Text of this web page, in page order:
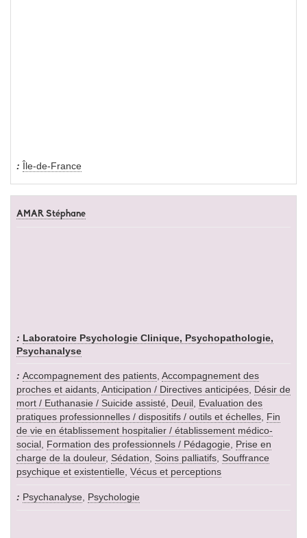
Île-de-France
AMAR Stéphane
Laboratoire Psychologie Clinique, Psychopathologie,
Psychanalyse
Accompagnement des patients Accompagnement des
proches et aidants Anticipation / Directives anticipées Désir de
mort / Euthanasie / Suicide assisté
Deuil Evaluation des
pratiques professionnelles / dispositifs / outils et échelles Fin
de vie en établissement hospitalier / établissement médico-
social Formation des professionnels / Pédagogie
Prise en
charge de la douleur, Sédation Soins palliatifs Souffrance
psychique et existentielle Vécus et perceptions
Psychanalyse Psychologie